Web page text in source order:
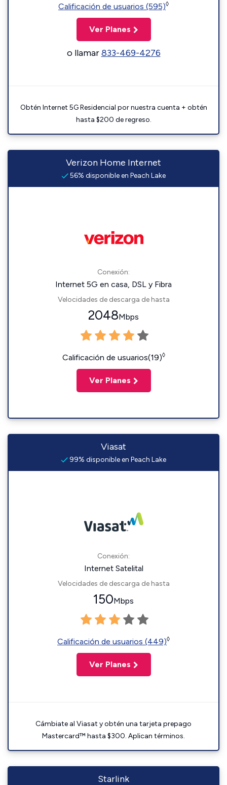
Calificación de usuarios (595)◊
Ver Planes
o llamar833-469-4276
Obtén Internet 5G Residencial por nuestra cuenta + obtén
hasta $200 de regreso.
Verizon Home Internet
56% disponible en Peach Lake
Conexión:
Internet 5G en casa, DSL y Fibra
Velocidades de descarga de hasta
2048Mbps
Calificación de usuarios(19)◊
Ver Planes
Viasat
99% disponible en Peach Lake
Conexión:
Internet Satelital
Velocidades de descarga de hasta
150Mbps
Calificación de usuarios (449)◊
Ver Planes
Cámbiate al Viasat y obtén una tarjeta prepago
Mastercard™ hasta $300. Aplican términos.
Starlink